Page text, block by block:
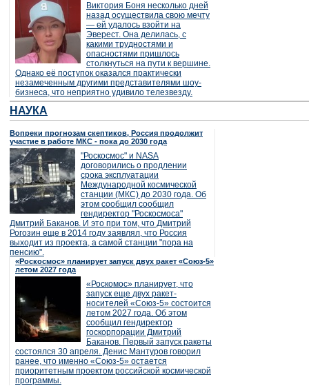
Виктория Боня несколько дней
назад осуществила свою мечту
— ей удалось взойти на
Эверест. Она делилась, с
какими трудностями и
опасностями пришлось
столкнуться на пути к вершине.
Однако её поступок оказался практически
незамеченным другими представителями шоу-
бизнеса, что неприятно удивило телезвезду.
НАУКА
Вопреки прогнозам скептиков, Россия продолжит
участие в работе МКС - пока до 2030 года
"Роскосмос" и NASA
договорились о продлении
срока эксплуатации
Международной космической
станции (МКС) до 2030 года. Об
этом сообщил сообщил
гендиректор "Роскосмоса"
Дмитрий Баканов. И это при том, что Дмитрий
Рогозин еще в 2014 году заявлял, что Россия
выходит из проекта, а самой станции "пора на
пенсию".
«Роскосмос» планирует запуск двух ракет «Союз-5»
летом 2027 года
«Роскомос» планирует, что
запуск еще двух ракет-
носителей «Союз-5» состоится
летом 2027 года. Об этом
сообщил гендиректор
госкорпорации Дмитрий
Баканов. Первый запуск ракеты
состоялся 30 апреля. Денис Мантуров говорил
ранее, что именно «Союз-5» остается
приоритетным проектом российской космической
программы.